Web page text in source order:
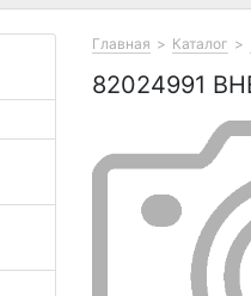
Главная Каталог
82024991